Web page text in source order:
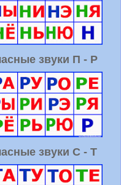
звуки П - Р
звуки С - Т